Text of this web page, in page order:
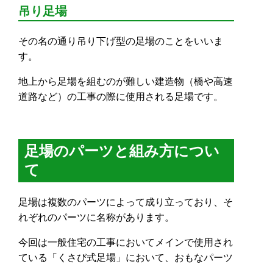
吊り足場
その名の通り吊り下げ型の足場のことをいいま
す。
地上から足場を組むのが難しい建造物（橋や高速
道路など）の工事の際に使用される足場です。
足場のパーツと組み方につい
て
足場は複数のパーツによって成り立っており、そ
れぞれのパーツに名称があります。
今回は一般住宅の工事においてメインで使用され
ている「くさび式足場」において、おもなパーツ